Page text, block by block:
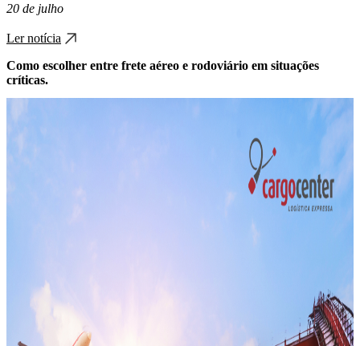
20 de julho
Ler notícia
Como escolher entre frete aéreo e rodoviário em situações
críticas.